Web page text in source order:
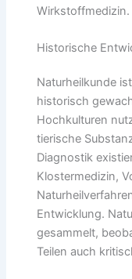
Wirkstoffmedizin.
Historische
Naturheilkunde
historisch
Hochkulturen
tierische
Diagnostik
Klostermedizin,
Entwicklung.
gesammelt,
Teilen auch